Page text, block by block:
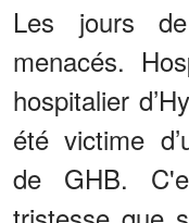
Les jours
menacés.
hospitalier
été victime
de GHB.